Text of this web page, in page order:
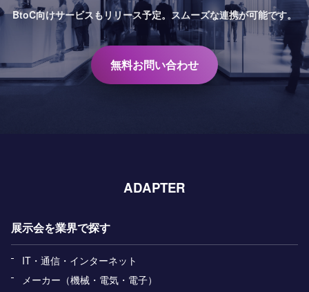
BtoC向けサービスもリリース予定。 スムーズな連携が可能です。
無料お問い合わせ
ADAPTER
展示会を業界で探す
IT・通信・インターネット
メーカー（機械・電気・電子）